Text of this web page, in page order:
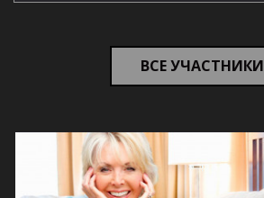
ВСЕ УЧАСТНИКИ